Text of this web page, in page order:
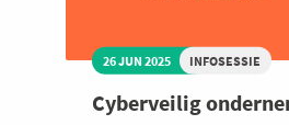
26 JUN 2025 INFOSESSIE
Cyberveilig